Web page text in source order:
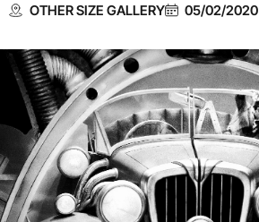
OTHER SIZE GALLERY 05/02/2020